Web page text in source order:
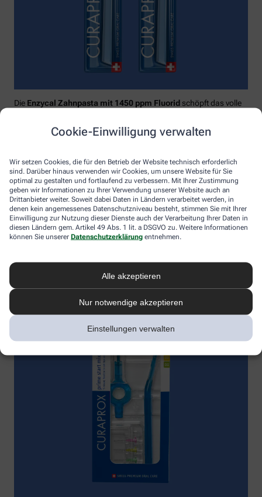
Cookie-Einwilligung verwalten
Wir setzen Cookies, die für den Betrieb der Website technisch erforderlich
sind. Darüber hinaus verwenden wir Cookies, um unsere Website für Sie
optimal zu gestalten und fortlaufend zu verbessern. Mit Ihrer Zustimmung
geben wir Informationen zu Ihrer Verwendung unserer Website auch an
Drittanbieter weiter. Soweit dabei Daten in Ländern verarbeitet werden, in
denen kein angemessenes Datenschutzniveau besteht, stimmen Sie mit Ihrer
Einwilligung zur Nutzung dieser Dienste auch der Verarbeitung Ihrer Daten in
diesen Ländern gem. Artikel 49 Abs. 1 lit. a DSGVO zu. Weitere Informationen
können Sie unserer Datenschutzerklärung entnehmen.
Alle akzeptieren
Nur notwendige akzeptieren
Einstellungen verwalten
Die Enzycal Zahnpasta mit 1450 ppm Fluorid schöpft das volle
Enzymen deine körpereigenen Abwehrkräfte.
Interdentalbürsten „prime“
reinigen den gesamten kritischen
Zahnzwischenraum effektiv und verletzungsfrei: vom
Zahnfleischrand über die konkaven Nischen bis direkt unter die
Kontaktstelle. Selbst kleinste Interdentalräume werden ohne
Verletzungsgefahr behandelt – dank Cural®, dem hauchdünnen
und extrastarken Chirurgendraht, mit dem eine einzige
Reinigungsbewegung ausreicht: einmal rein und raus. Fertig.
Das House of Mouth bündelt dieses Wissen – und macht